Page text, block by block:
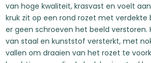
van hoge kwaliteit, krasvast en voelt
kruk zit op een rond rozet met verdekte
er geen schroeven het beeld verstoren.
van staal en kunststof versterkt, met
vallen om draaien van het rozet te